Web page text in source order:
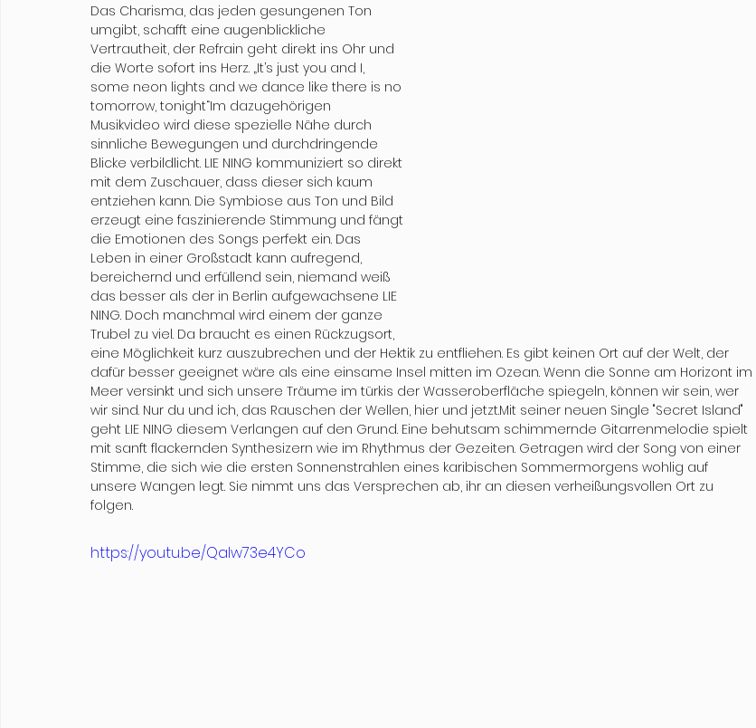
Das Charisma, das jeden gesungenen Ton
umgibt, schafft eine augenblickliche
Vertrautheit, der Refrain geht direkt ins Ohr und
die Worte sofort ins Herz. „It’s just you and I,
some neon lights and we dance like there is no
tomorrow, tonight“Im dazugehörigen
Musikvideo wird diese spezielle Nähe durch
sinnliche Bewegungen und durchdringende
Blicke verbildlicht. LIE NING kommuniziert so direkt
mit dem Zuschauer, dass dieser sich kaum
entziehen kann. Die Symbiose aus Ton und Bild
erzeugt eine faszinierende Stimmung und fängt
die Emotionen des Songs perfekt ein. Das
Leben in einer Großstadt kann aufregend,
bereichernd und erfüllend sein, niemand weiß
das besser als der in Berlin aufgewachsene LIE
NING. Doch manchmal wird einem der ganze
Trubel zu viel. Da braucht es einen Rückzugsort,
eine Möglichkeit kurz auszubrechen und der Hektik zu entfliehen. Es gibt keinen Ort auf der Welt, der
dafür besser geeignet wäre als eine einsame Insel mitten im Ozean. Wenn die Sonne am Horizont im
Meer versinkt und sich unsere Träume im türkis der Wasseroberfläche spiegeln, können wir sein, wer
wir sind. Nur du und ich, das Rauschen der Wellen, hier und jetzt.Mit seiner neuen Single "Secret Island"
geht LIE NING diesem Verlangen auf den Grund. Eine behutsam schimmernde Gitarrenmelodie spielt
mit sanft flackernden Synthesizern wie im Rhythmus der Gezeiten. Getragen wird der Song von einer
Stimme, die sich wie die ersten Sonnenstrahlen eines karibischen Sommermorgens wohlig auf
unsere Wangen legt. Sie nimmt uns das Versprechen ab, ihr an diesen verheißungsvollen Ort zu
folgen.
https://youtu.be/Qalw73e4YCo